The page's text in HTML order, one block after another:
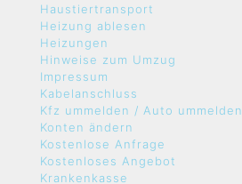
Haustiertransport
Heizung ablesen
Heizungen
Hinweise zum Umzug
Impressum
Kabelanschluss
Kfz ummelden / Auto ummelden
Konten ändern
Kostenlose Anfrage
Kostenloses Angebot
Krankenkasse